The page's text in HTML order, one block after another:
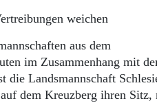
weichen
aus dem
im Zusammenhang mit
die Landsmannschaft
dem Kreuzberg ihren Sitz,